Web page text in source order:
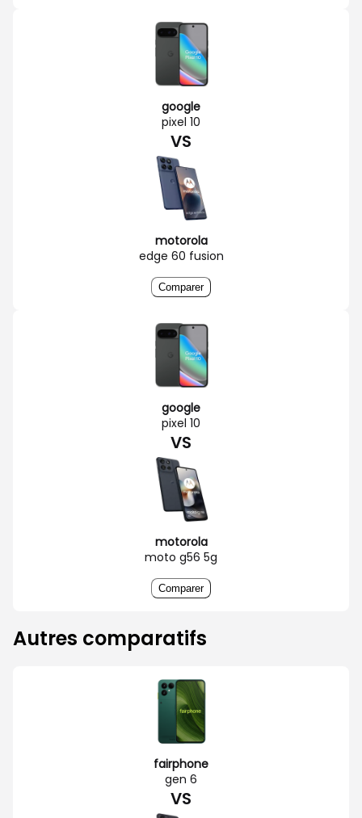
google
pixel 10
VS
motorola
edge 60 fusion
Comparer
google
pixel 10
VS
motorola
moto g56 5g
Comparer
Autres comparatifs
fairphone
gen 6
VS